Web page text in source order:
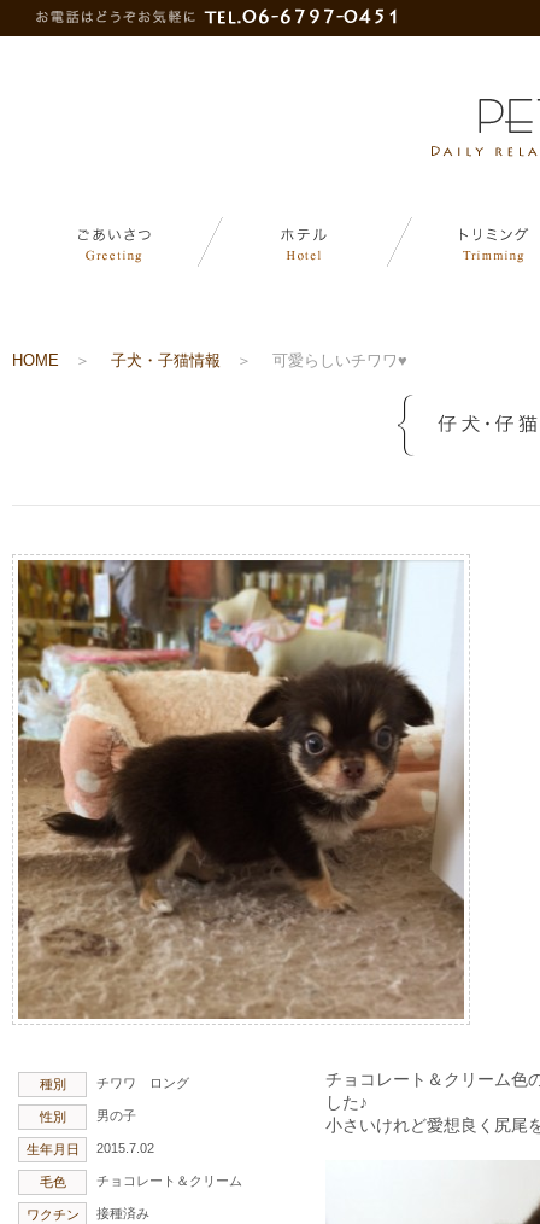
HOME ＞ 子犬・子猫情報 ＞ 可愛らしいチワワ♥
種別 チワワ ロング
性別 男の子
生年月日 2015.7.02
毛色 チョコレート＆クリーム
ワクチン 接種済み
チョコレート＆クリーム色
した♪
小さいけれど愛想良く尻尾